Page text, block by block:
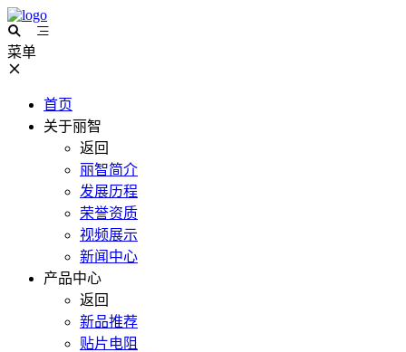
菜单
首页
关于丽智
返回
丽智简介
发展历程
荣誉资质
视频展示
新闻中心
产品中心
返回
新品推荐
贴片电阻